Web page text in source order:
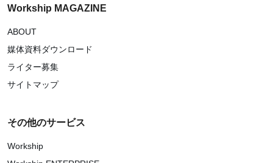
Workship MAGAZINE
ABOUT
媒体資料ダウンロード
ライター募集
サイトマップ
その他のサービス
Workship